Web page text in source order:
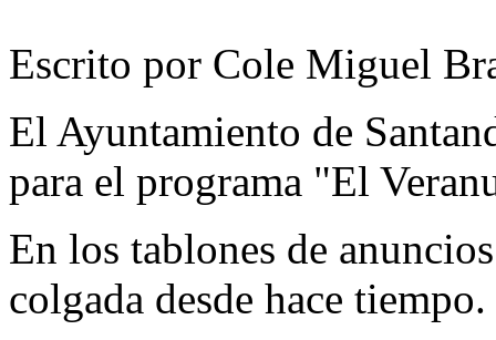
Escrito por Cole Miguel
El Ayuntamiento de
para el programa "El
En los tablones de
colgada desde hace tiempo.